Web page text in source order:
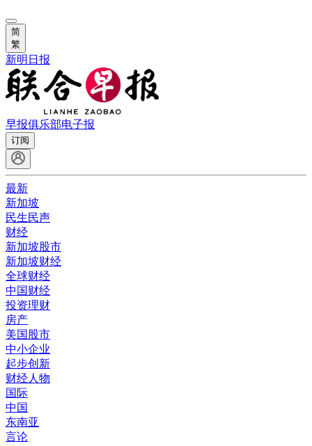
简
繁
新明日报
早报俱乐部电子报
订阅
最新
新加坡
民生民声
财经
新加坡股市
新加坡财经
全球财经
中国财经
投资理财
房产
美国股市
中小企业
起步创新
财经人物
国际
中国
东南亚
言论